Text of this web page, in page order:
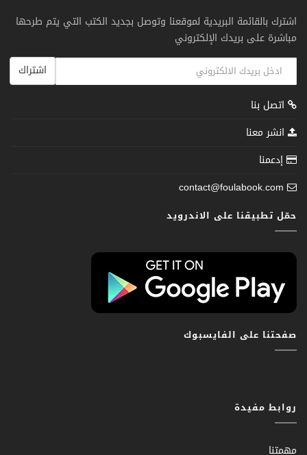
اشترك بالقائمة البريدية لموقعنا وتوصل بجديد الكتب التي يتم طرحها
مباشرة على بريدك الإلكتروني
اشتراك
اتصل بنا
انشر معنا
إدعمنا
contact@foulabook.com
حمّل تطبيقنا على الاندرويد
صفحتنا على الفايسبوك
روابط مفيدة
مهمتنا